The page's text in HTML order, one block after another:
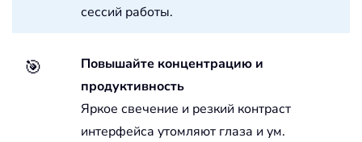
сессий работы.
🎯
Повышайте концентрацию и
продуктивность
Яркое свечение и резкий контраст
интерфейса утомляют глаза и ум.